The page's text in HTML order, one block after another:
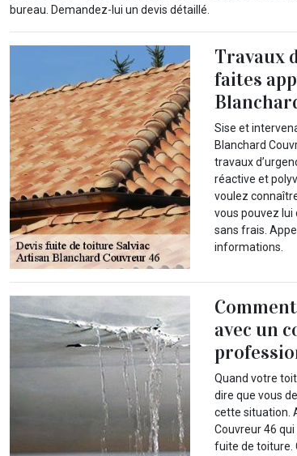
bureau. Demandez-lui un devis détaillé.
Travaux
faites
Sise et
Blanchard
travaux
réactive et
voulez
vous pouvez
sans frais.
informations.
avec un
Quand votre
dire que vous
cette situation.
Couvreur 46
fuite de toiture.